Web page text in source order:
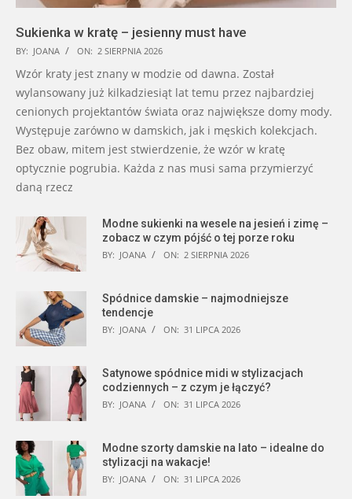
Sukienka w kratę – jesienny must have
BY: JOANA ON: 2 SIERPNIA 2026
Wzór kraty jest znany w modzie od dawna. Został
wylansowany już kilkadziesiąt lat temu przez najbardziej
cenionych projektantów świata oraz największe domy mody.
Występuje zarówno w damskich, jak i męskich kolekcjach.
Bez obaw, mitem jest stwierdzenie, że wzór w kratę
optycznie pogrubia. Każda z nas musi sama przymierzyć
daną rzecz
Modne sukienki na wesele na jesień i zimę –
zobacz w czym pójść o tej porze roku
BY: JOANA ON: 2 SIERPNIA 2026
Spódnice damskie – najmodniejsze
tendencje
BY: JOANA ON: 31 LIPCA 2026
Satynowe spódnice midi w stylizacjach
codziennych – z czym je łączyć?
BY: JOANA ON: 31 LIPCA 2026
Modne szorty damskie na lato – idealne do
stylizacji na wakacje!
BY: JOANA ON: 31 LIPCA 2026